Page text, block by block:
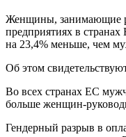
Женщины, занимающие
предприятиях в
на 23,4% меньше, чем
Об этом
Во всех странах ЕС
больше женщин-
Гендерный разрыв в